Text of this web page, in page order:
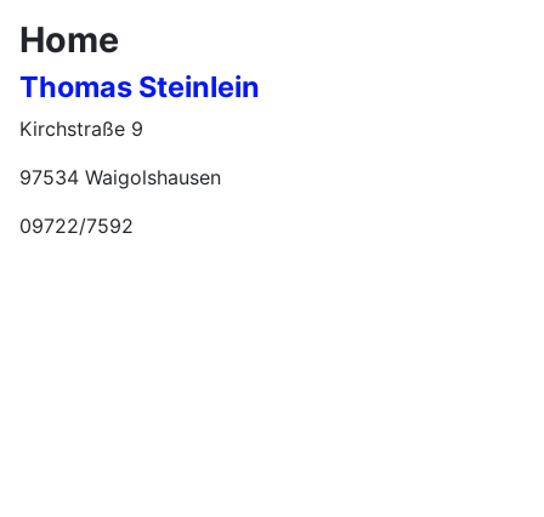
Home
Thomas Steinlein
Kirchstraße 9
97534 Waigolshausen
09722/7592